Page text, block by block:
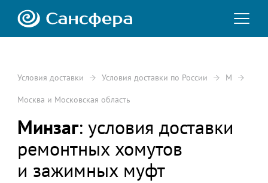
Условия доставки Условия доставки по России М
Москва и Московская область
Минзаг: условия доставки
ремонтных хомутов
и зажимных муфт